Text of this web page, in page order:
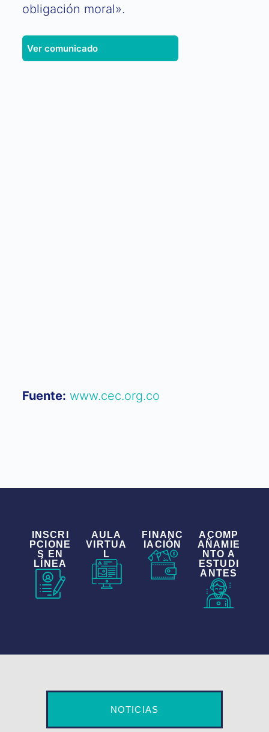
obligación moral».
Ver comunicado
Fuente: www.cec.org.co
INSCRI
PCIONE
S EN
LÍNEA
AULA
VIRTUA
L
FINANC
IACIÓN
ACOMP
AÑAMIE
NTO A
ESTUDI
ANTES
NOTICIAS